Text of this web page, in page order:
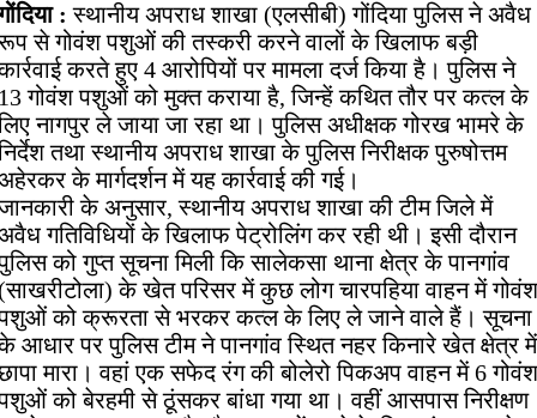
: स्थानीय अपराध शाखा (एलसीबी) गोंदिया पुलिस ने अवैध
से गोवंश पशुओं की तस्करी करने वालों के खिलाफ बड़ी
करते हुए 4 आरोपियों पर मामला दर्ज किया है। पुलिस ने
गोवंश पशुओं को मुक्त कराया है, जिन्हें कथित तौर पर कत्ल के
नागपुर ले जाया जा रहा था। पुलिस अधीक्षक गोरख भामरे के
तथा स्थानीय अपराध शाखा के पुलिस निरीक्षक पुरुषोत्तम
के मार्गदर्शन में यह कार्रवाई की गई।
के अनुसार, स्थानीय अपराध शाखा की टीम जिले में
गतिविधियों के खिलाफ पेट्रोलिंग कर रही थी। इसी दौरान
को गुप्त सूचना मिली कि सालेकसा थाना क्षेत्र के पानगांव
के खेत परिसर में कुछ लोग चारपहिया वाहन में गोवंश
को क्रूरता से भरकर कत्ल के लिए ले जाने वाले हैं। सूचना
आधार पर पुलिस टीम ने पानगांव स्थित नहर किनारे खेत क्षेत्र में
मारा। वहां एक सफेद रंग की बोलेरो पिकअप वाहन में 6 गोवंश
को बेरहमी से ठूंसकर बांधा गया था। वहीं आसपास निरीक्षण